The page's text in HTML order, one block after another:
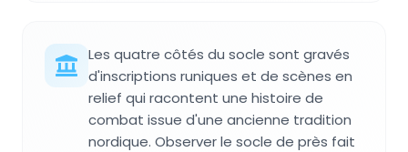
Les quatre côtés du socle sont gravés
d'inscriptions runiques et de scènes en
relief qui racontent une histoire de
combat issue d'une ancienne tradition
nordique. Observer le socle de près fait